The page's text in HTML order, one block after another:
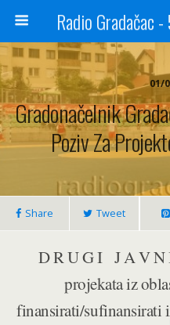
01/
Gradonačelnik
Poziv Za
Share Tweet
D R U G I J A V
projekata iz
finansirati/sufinansirati